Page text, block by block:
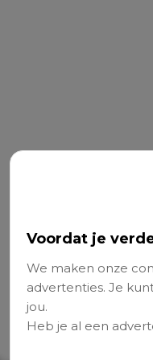
Voordat je
We maken onze
advertenties. Je
jou.
Heb je al een